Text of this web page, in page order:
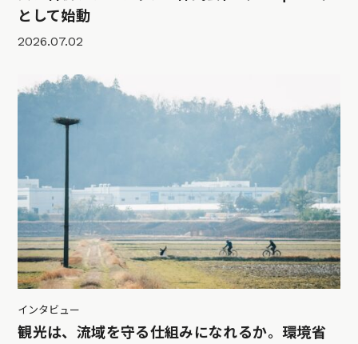
として始動
2026.07.02
インタビュー
観光は、流域を守る仕組みになれるか。環境省